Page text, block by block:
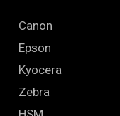
Canon
Epson
Kyocera
Zebra